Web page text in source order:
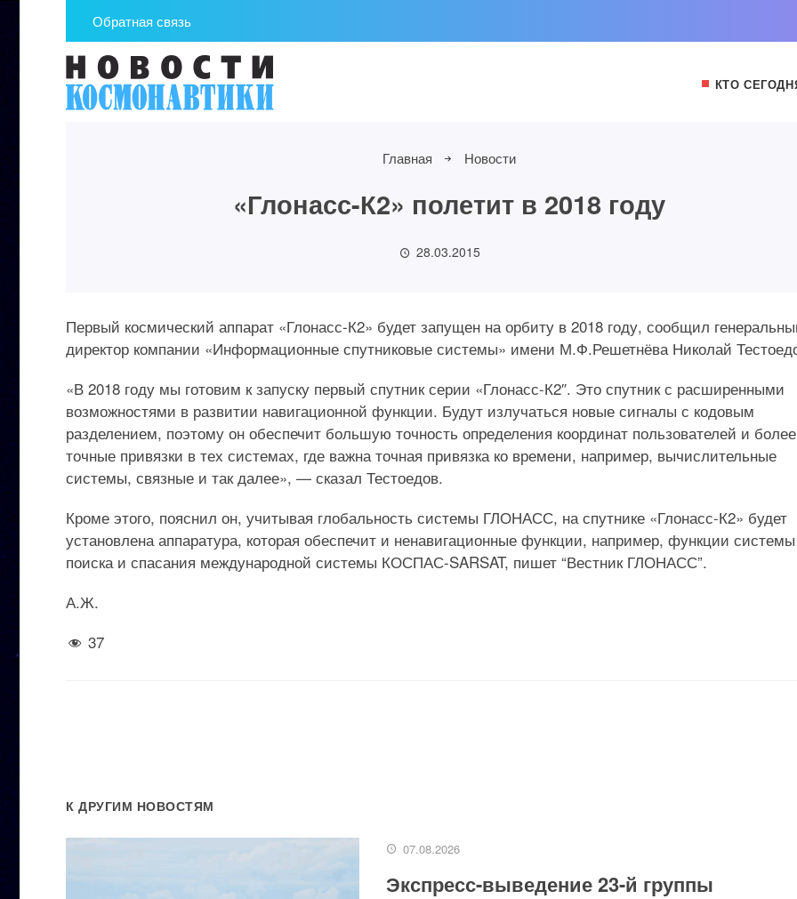
Обратная связь
КТО
Главная Новости
«Глонасс-К2» полетит в 2018 году
28.03.2015
Первый космический аппарат «Глонасс-К2» будет запущен на орбиту в 2018 году, сообщил
директор компании «Информационные спутниковые системы» имени М.Ф.Решетнёва Николай
«В 2018 году мы готовим к запуску первый спутник серии «Глонасс-К2″. Это спутник с расширенными
возможностями в развитии навигационной функции. Будут излучаться новые сигналы с кодовым
разделением, поэтому он обеспечит большую точность определения координат пользователей и более
точные привязки в тех системах, где важна точная привязка ко времени, например, вычислительные
системы, связные и так далее», — сказал Тестоедов.
Кроме этого, пояснил он, учитывая глобальность системы ГЛОНАСС, на спутнике «Глонасс-К2» будет
установлена аппаратура, которая обеспечит и ненавигационные функции, например, функции системы
поиска и спасания международной системы КОСПАС-SARSAT, пишет “Вестник ГЛОНАСС”.
А.Ж.
37
К ДРУГИМ НОВОСТЯМ
07.08.2026
Экспресс-выведение 23-й группы